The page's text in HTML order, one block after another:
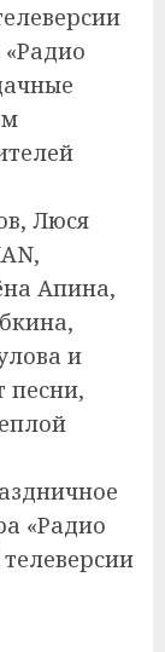
Люся
Апина,
и
песни,
«Радио